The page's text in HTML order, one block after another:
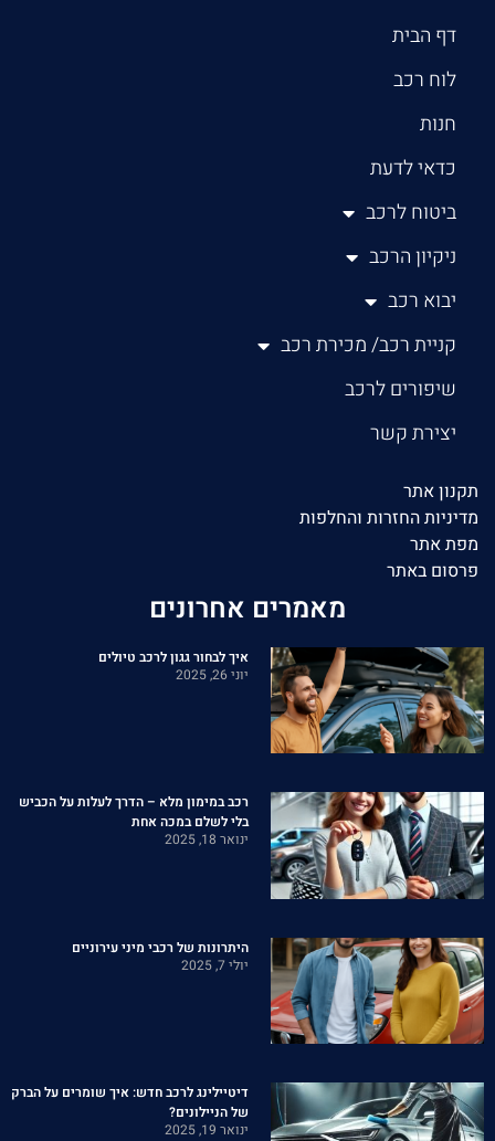
דף הבית
לוח רכב
חנות
כדאי לדעת
ביטוח לרכב
ניקיון הרכב
יבוא רכב
קניית רכב/ מכירת רכב
שיפורים לרכב
יצירת קשר
תקנון אתר
מדיניות החזרות והחלפות
מפת אתר
פרסום באתר
מאמרים אחרונים
איך לבחור גגון לרכב טיולים
יוני 26, 2025
רכב במימון מלא – הדרך לעלות על הכביש
בלי לשלם במכה אחת
ינואר 18, 2025
היתרונות של רכבי מיני עירוניים
יולי 7, 2025
דיטיילינג לרכב חדש: איך שומרים על הברק
של הניילונים?
ינואר 19, 2025